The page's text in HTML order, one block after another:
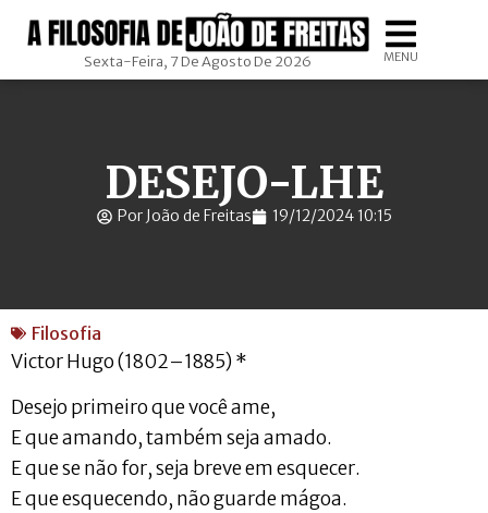
Sexta-Feira, 7 De Agosto De 2026 MENU
DESEJO-LHE
Por João de Freitas 19/12/2024 10:15
Filosofia
Victor Hugo (1802–1885) *
Desejo primeiro que você ame,
E que amando, também seja amado.
E que se não for, seja breve em esquecer.
E que esquecendo, não guarde mágoa.